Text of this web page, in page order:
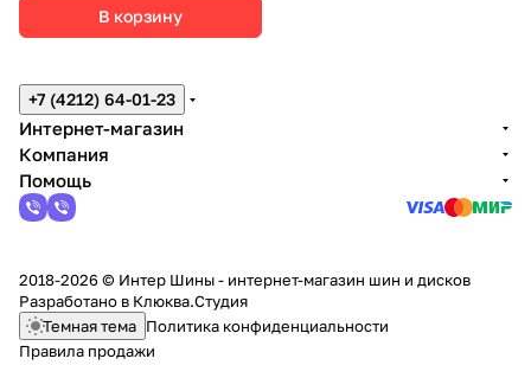
В корзину
+7 (4212) 64-01-23
Интернет-магазин
Компания
Помощь
2018-2026 © Интер Шины - интернет-магазин шин и дисков
Разработано в Клюква.Студия
Темная тема Политика конфиденциальности
Правила продажи